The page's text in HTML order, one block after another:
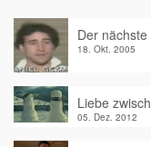
Der
18. Okt. 2005
Liebe
05. Dez. 2012